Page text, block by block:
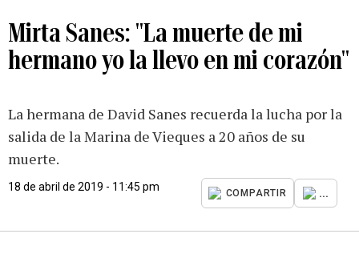
Mirta Sanes: "La muerte de mi
hermano yo la llevo en mi corazón"
La hermana de David Sanes recuerda la lucha por la
salida de la Marina de Vieques a 20 años de su
muerte.
18 de abril de 2019 - 11:45 pm
COMPARTIR ...